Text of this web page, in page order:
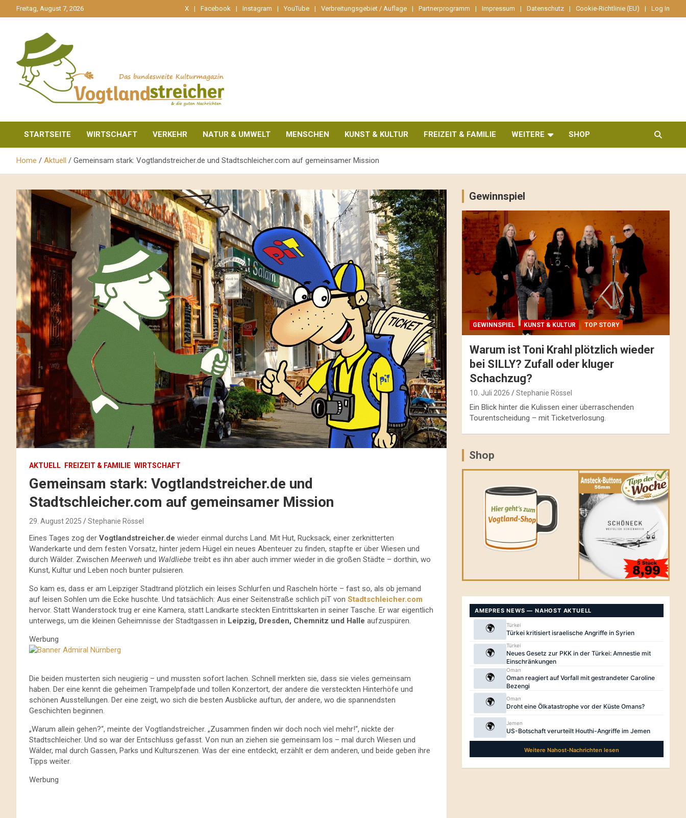
zum
Freitag, August 7, 2026 X Facebook Instagram YouTube Verbreitungsgebiet / Auflage Partnerprogramm Impressum Datenschutz Cookie-Richtlinie (EU) Log In
Vogtlandstreicher
STARTSEITE WIRTSCHAFT VERKEHR NATUR & UMWELT MENSCHEN KUNST & KULTUR FREIZEIT & FAMILIE WEITERE SHOP
Home Aktuell Gemeinsam stark: Vogtlandstreicher.de und Stadtschleicher.com auf gemeinsamer Mission
AKTUELL FREIZEIT & FAMILIE WIRTSCHAFT
Gemeinsam stark: Vogtlandstreicher.de und
Stadtschleicher.com auf gemeinsamer Mission
29. August 2025 Stephanie Rössel
Eines Tages zog der Vogtlandstreicher.de wieder einmal durchs Land. Mit Hut, Rucksack, einer zerknitterten
Wanderkarte und dem festen Vorsatz, hinter jedem Hügel ein neues Abenteuer zu finden, stapfte er über Wiesen und
durch Wälder. Zwischen Meerweh und Waldliebe treibt es ihn aber auch immer wieder in die großen Städte – dorthin, wo
Kunst, Kultur und Leben noch bunter pulsieren.
So kam es, dass er am Leipziger Stadtrand plötzlich ein leises Schlurfen und Rascheln hörte – fast so, als ob jemand
auf leisen Sohlen um die Ecke huschte. Und tatsächlich: Aus einer Seitenstraße schlich piT von Stadtschleicher.com
hervor. Statt Wanderstock trug er eine Kamera, statt Landkarte steckten Eintrittskarten in seiner Tasche. Er war eigentlich
unterwegs, um die kleinen Geheimnisse der Stadtgassen in Leipzig, Dresden, Chemnitz und Halle aufzuspüren.
Werbung
Die beiden musterten sich neugierig – und mussten sofort lachen. Schnell merkten sie, dass sie vieles gemeinsam
haben. Der eine kennt die geheimen Trampelpfade und tollen Konzertort, der andere die versteckten Hinterhöfe und
schönen Ausstellungen. Der eine zeigt, wo sich die besten Ausblicke auftun, der andere, wo die spannendsten
Geschichten beginnen.
„Warum allein gehen?“, meinte der Vogtlandstreicher. „Zusammen finden wir doch noch viel mehr!“, nickte der
Stadtschleicher. Und so war der Entschluss gefasst. Von nun an ziehen sie gemeinsam los – mal durch Wiesen und
Wälder, mal durch Gassen, Parks und Kulturszenen. Was der eine entdeckt, erzählt er dem anderen, und beide geben ihre
Tipps weiter.
Werbung
Gewinnspiel
GEWINNSPIEL KUNST & KULTUR TOP STORY
Warum ist Toni Krahl plötzlich wieder
bei SILLY? Zufall oder kluger
Schachzug?
10. Juli 2026 Stephanie Rössel
Ein Blick hinter die Kulissen einer überraschenden
Tourentscheidung – mit Ticketverlosung.
Shop